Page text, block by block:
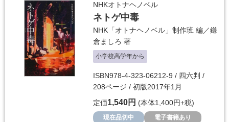
NHKオトナヘノベル
ネトゲ中毒
NHK「オトナヘノベル」制作班 編／鎌
倉ましろ 著
小学校高学年から
ISBN978-4-323-06212-9 / 四六判 /
208ページ / 初版2017年1月
定価1,540円 (本体1,400円+税)
現在品切中 電子書籍あり